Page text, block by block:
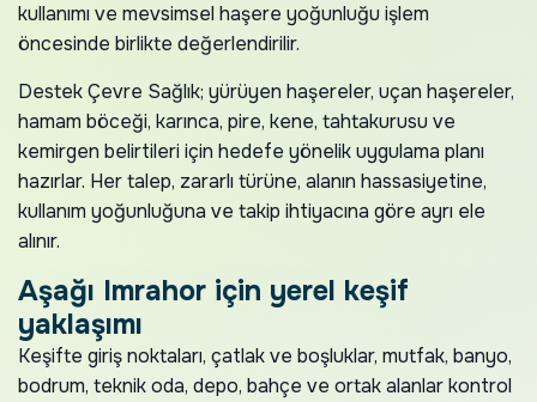
kullanımı ve mevsimsel haşere yoğunluğu işlem
öncesinde birlikte değerlendirilir.
Destek Çevre Sağlık; yürüyen haşereler, uçan haşereler,
hamam böceği, karınca, pire, kene, tahtakurusu ve
kemirgen belirtileri için hedefe yönelik uygulama planı
hazırlar. Her talep, zararlı türüne, alanın hassasiyetine,
kullanım yoğunluğuna ve takip ihtiyacına göre ayrı ele
alınır.
Aşağı Imrahor için yerel keşif
yaklaşımı
Keşifte giriş noktaları, çatlak ve boşluklar, mutfak, banyo,
bodrum, teknik oda, depo, bahçe ve ortak alanlar kontrol